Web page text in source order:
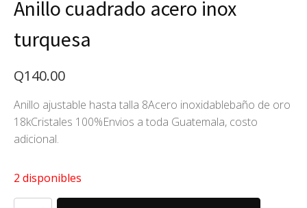
Anillo cuadrado acero inox
turquesa
Q140.00
Anillo ajustable hasta talla 8Acero inoxidablebaño de oro
18kCristales 100%Envios a toda Guatemala, costo
adicional.
2 disponibles